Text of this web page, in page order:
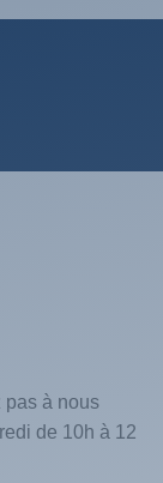
pas à nous
de 10h à 12